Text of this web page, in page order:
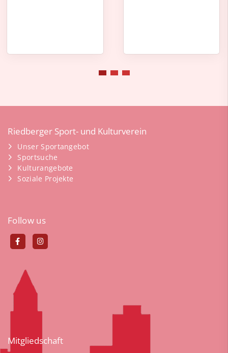
Riedberger Sport- und Kulturverein
Unser Sportangebot
Sportsuche
Kulturangebote
Soziale Projekte
Follow us
Mitgliedschaft